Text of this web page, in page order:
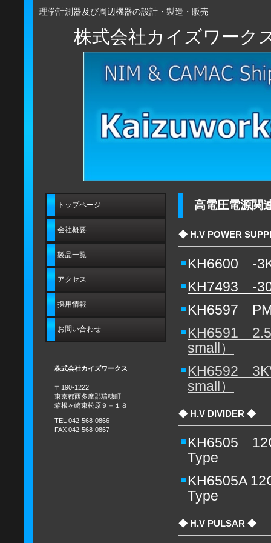
理学計測器及び周辺機器の設計・製造・販売
株式会社カイズワーク
高電圧電源関
◆ H.V POWER
KH6600 -
KH7493 -
KH6597
KH6591
small）
KH6592
small）
◆ H.V DIVIDER ◆
KH6505
Type
KH6505A
Type
◆ H.V PULSAR ◆
トップページ
会社概要
製品一覧
アクセス
採用情報
お問い合わせ
株式会社カイズワークス
〒190-1222
東京都西多摩郡瑞穂町
箱根ヶ崎東松原９－１８
TEL 042-568-0866
FAX 042-568-0867